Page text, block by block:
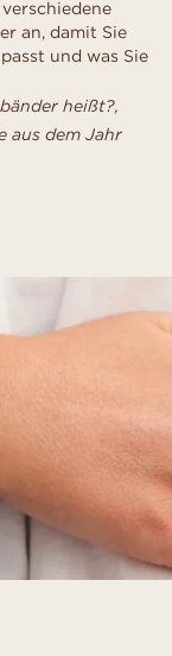
an, damit Sie
und was Sie
heißt?,
aus dem Jahr